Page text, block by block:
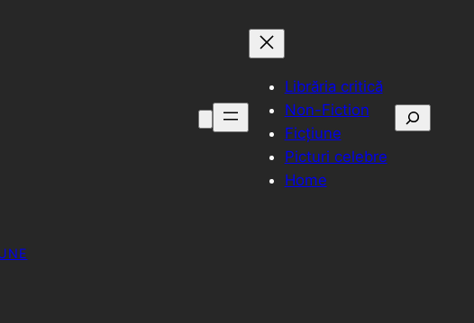
Librăria critică
Non-Fiction
Ficțiune
Picturi celebre
Home
Caută